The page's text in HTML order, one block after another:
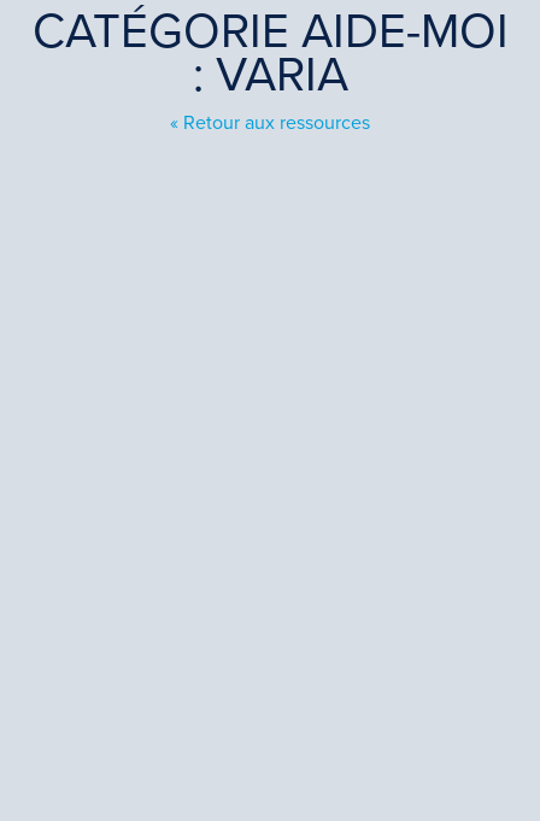
CATÉGORIE AIDE-MOI
: VARIA
« Retour aux ressources